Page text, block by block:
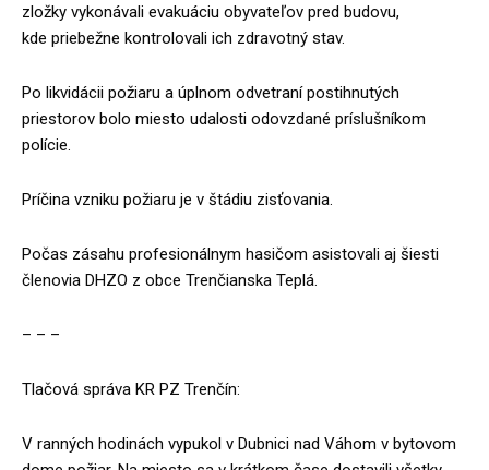
zložky vykonávali evakuáciu obyvateľov pred budovu,
kde priebežne kontrolovali ich zdravotný stav.
Po likvidácii požiaru a úplnom odvetraní postihnutých
priestorov bolo miesto udalosti odovzdané príslušníkom
polície.
Príčina vzniku požiaru je v štádiu zisťovania.
Počas zásahu profesionálnym hasičom asistovali aj šiesti
členovia DHZO z obce Trenčianska Teplá.
– – –
Tlačová správa KR PZ Trenčín:
V ranných hodinách vypukol v Dubnici nad Váhom v bytovom